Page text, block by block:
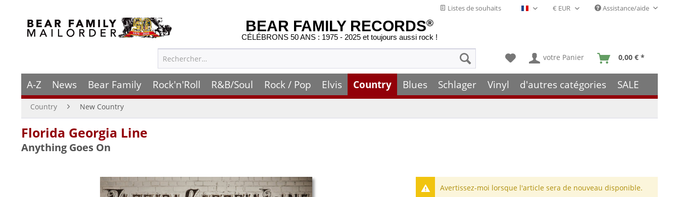
Listes de souhaits Français- FR Assistance/aide
BEAR FAMILY RECORDS®
CÉLÉBRONS 50 ANS : 1975 - 2025 et toujours aussi rock !
votre Panier 0,00 € *
A-Z News Bear Family Rock'n'Roll R&B/Soul Rock / Pop Elvis Country Blues Schlager Vinyl d'autres catégories SALE
Country New Country
Florida Georgia Line
Anything Goes On
Avertissez-moi lorsque l'article sera de nouveau disponible.